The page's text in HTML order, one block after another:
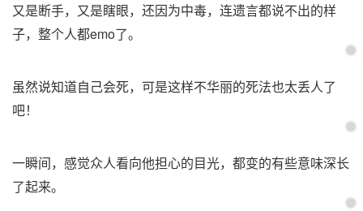
又是断手，又是瞎眼，还因为中毒，连遗言都说不出的样
子，整个人都emo了。
虽然说知道自己会死，可是这样不华丽的死法也太丢人了
吧！
一瞬间，感觉众人看向他担心的目光，都变的有些意味深长
了起来。